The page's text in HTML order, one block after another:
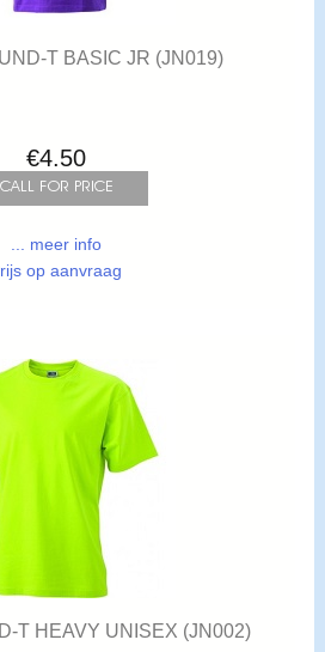
T BASIC JR (JN019)
€4.50
... meer info
op aanvraag
T HEAVY UNISEX (JN002)